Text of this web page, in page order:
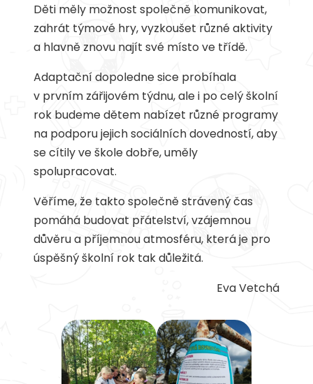
Děti měly možnost společně komunikovat,
zahrát týmové hry, vyzkoušet různé aktivity
a hlavně znovu najít své místo ve třídě.
Adaptační dopoledne sice probíhala
v prvním zářijovém týdnu, ale i po celý školní
rok budeme dětem nabízet různé programy
na podporu jejich sociálních dovedností, aby
se cítily ve škole dobře, uměly
spolupracovat.
Věříme, že takto společně strávený čas
pomáhá budovat přátelství, vzájemnou
důvěru a příjemnou atmosféru, která je pro
úspěšný školní rok tak důležitá.
Eva Vetchá